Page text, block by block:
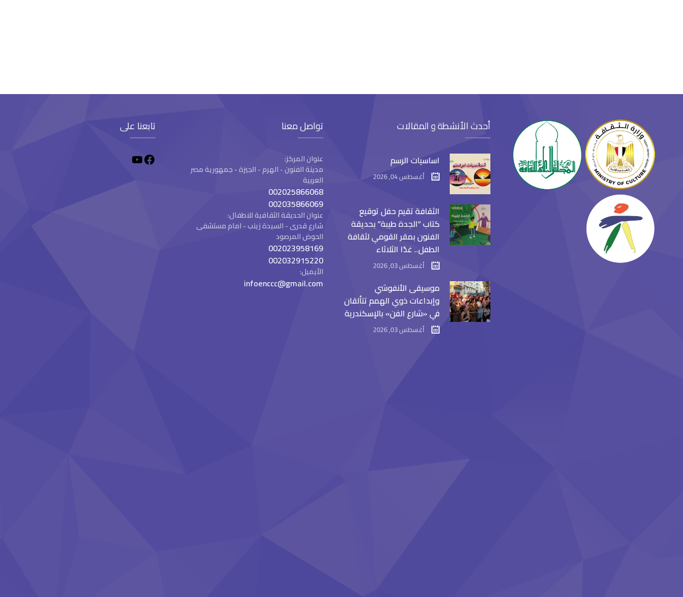
تابعنا على تواصل معنا
عنوان المركز:
مدينة الفنون - الهرم - الجيزة - جمهورية مصر
العربية
002025866068
002035866069
عنوان الحديقة الثقافية للاطفال:
شارع قدرى - السيدة زينب - امام مستشفى
الحوض المرصود
002023958169
002032915220
الأيميل:
infoenccc@gmail.com
أحدث الأنشطة و المقالات
اساسيات الرسم
أغسطس 04, 2026
الثقافة تقيم حفل توقيع
كتاب “الجدة طيبة” بحديقة
الفنون بمقر القومي لثقافة
الطفل.. غدًا الثلاثاء
أغسطس 03, 2026
موسيقى الأنفوشي
وإبداعات ذوي الهمم تتألقان
في «شارع الفن» بالإسكندرية
أغسطس 03, 2026